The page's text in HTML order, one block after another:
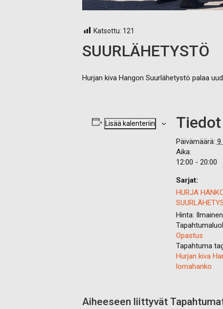
Katsottu: 121
SUURLÄHETYSTÖ
Hurjan kiva Hangon Suurlähetystö palaa
Lisää kalenteriin Tiedot
Päivämäärä: 9
Aika:
12:00 - 20:00
Sarjat:
HURJA
Hinta: Ilmainen
Opastus
Tapahtuma
Hurjan kiva
lomahanko
Aiheeseen liittyvät